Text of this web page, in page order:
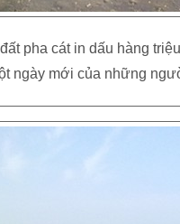
pha cát in dấu hàng
ngày mới của những